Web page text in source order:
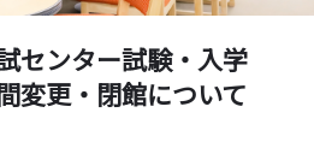
センター試験・入学
変更・閉館について